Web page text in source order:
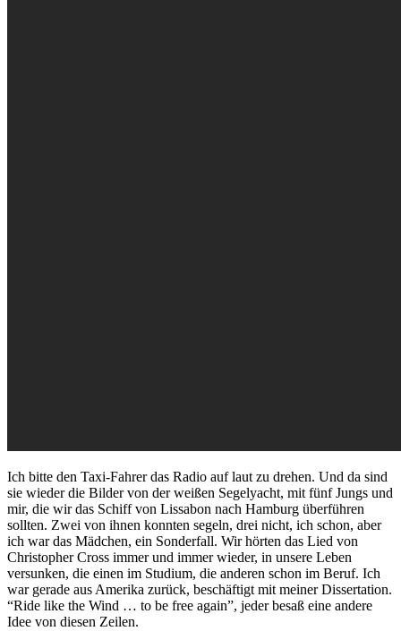
Ich bitte den Taxi-Fahrer das Radio auf laut zu drehen. Und da sind
sie wieder die Bilder von der weißen Segelyacht, mit fünf Jungs und
mir, die wir das Schiff von Lissabon nach Hamburg überführen
sollten. Zwei von ihnen konnten segeln, drei nicht, ich schon, aber
ich war das Mädchen, ein Sonderfall. Wir hörten das Lied von
Christopher Cross immer und immer wieder, in unsere Leben
versunken, die einen im Studium, die anderen schon im Beruf. Ich
war gerade aus Amerika zurück, beschäftigt mit meiner Dissertation.
“Ride like the Wind … to be free again”, jeder besaß eine andere
Idee von diesen Zeilen.